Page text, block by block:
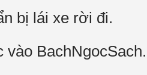
bị lái xe rời đi.
vào